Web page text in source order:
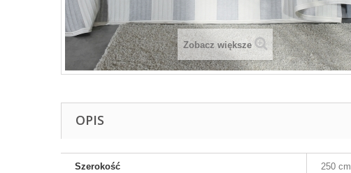
Zobacz większe
OPIS
Szerokość 250 cm